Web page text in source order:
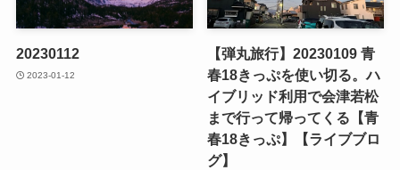
20230112
2023-01-12
【弾丸旅行】20230109 青
春18きっぷを使い切る。ハ
イブリッド利用で会津若松
まで行って帰ってくる【青
春18きっぷ】【ライブブロ
グ】